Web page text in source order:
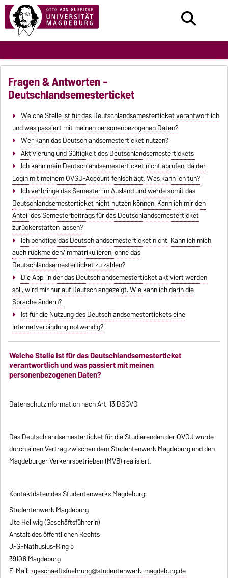
Fragen & Antworten -
Deutschlandsemesterticket
Welche Stelle ist für das Deutschlandsemesterticket verantwortlich
und was passiert mit meinen personenbezogenen Daten?
Wer kann das Deutschlandsemesterticket nutzen?
Aktivierung und Gültigkeit des Deutschlandsemestertickets
Ich kann mein Deutschlandsemesterticket nicht abrufen, da der
Login mit meinem OVGU-Account fehlschlägt. Was kann ich tun?
Ich verbringe das Semester im Ausland und werde somit das
Deutschlandsemesterticket nicht nutzen können. Kann ich mir den
Anteil des Semesterbeitrags für das Deutschlandsemesterticket
zurückerstatten lassen?
Ich benötige das Deutschlandsemesterticket nicht. Kann ich mich
auch rückmelden/immatrikulieren, ohne das
Deutschlandsemesterticket zu zahlen?
Die App, in der das Deutschlandsemesterticket aktiviert werden
soll, wird mir nur auf Deutsch angezeigt. Wie kann ich darin die
Sprache ändern?
Ist für die Nutzung des Deutschlandsemestertickets eine
Internetverbindung notwendig?
Welche Stelle ist für das Deutschlandsemesterticket
verantwortlich und was passiert mit meinen
personenbezogenen Daten?
Datenschutzinformation nach Art. 13 DSGVO
Das Deutschlandsemesterticket für die Studierenden der OVGU wurde
durch einen Vertrag zwischen dem Studentenwerk Magdeburg und den
Magdeburger Verkehrsbetrieben (MVB) realisiert.
Kontaktdaten des Studentenwerks Magdeburg:
Studentenwerk Magdeburg
Ute Hellwig (Geschäftsführerin)
Anstalt des öffentlichen Rechts
J.-G.-Nathusius-Ring 5
39106 Magdeburg
E-Mail: geschaeftsfuehrung@studentenwerk-magdeburg.de